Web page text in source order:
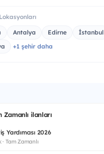
Antalya Edirne İstanbul
+1 şehir daha
Zamanlı ilanları
Yardımcısı 2026
Tam Zamanlı